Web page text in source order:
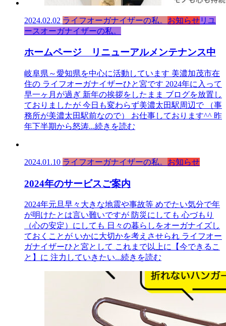
2024.02.02 ライフオーガナイザーの私。 お知らせリユ
ースオーガナイザーの私。
ホームページ リニューアルメンテナンス中
岐阜県～愛知県を中心に活動しています 美濃加茂市在
住の ライフオーガナイザーひと宮です 2024年に入って
早一ヶ月が過ぎ 新年の挨拶をしたまま ブログを放置し
ておりましたが 今日も変わらず美濃太田駅周辺で （事
務所が美濃太田駅前なので） お仕事しております^^ 昨
年下半期から怒涛...続きを読む
2024.01.10 ライフオーガナイザーの私。 お知らせ
2024年のサービスご案内
2024年元旦早々大きな地震や事故等 めでたい気分で年
が明けたとは言い難いですが 防災にしても 心づもり
（心の安定）にしても 日々の暮らしをオーガナイズし
ておくことが いかに大切かを考えさせられ ライフオー
ガナイザーひと宮として これまで以上に【今できるこ
と】に 注力していきたい...続きを読む